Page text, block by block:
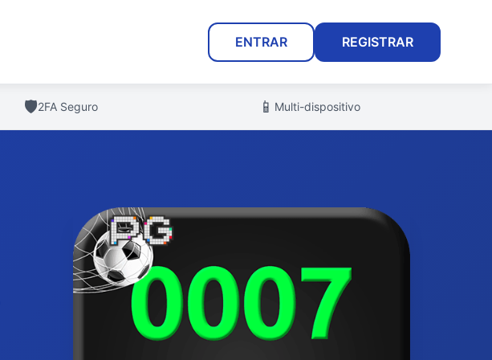
ENTRAR REGISTRAR
🛡️2FA Seguro 📱 Multi-dispositivo